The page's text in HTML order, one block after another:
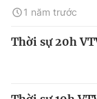
1 năm trước
Thời sự 20h